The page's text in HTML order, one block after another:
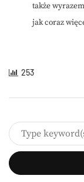
także
jak coraz
253